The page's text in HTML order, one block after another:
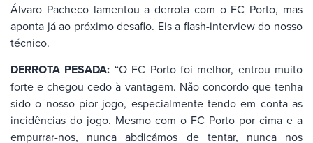
Álvaro Pacheco lamentou a derrota com o FC Porto, mas
aponta já ao próximo desafio. Eis a flash-interview do nosso
técnico.
DERROTA PESADA: “O FC Porto foi melhor, entrou muito
forte e chegou cedo à vantagem. Não concordo que tenha
sido o nosso pior jogo, especialmente tendo em conta as
incidências do jogo. Mesmo com o FC Porto por cima e a
empurrar-nos, nunca abdicámos de tentar, nunca nos